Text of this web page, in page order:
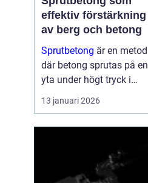
effektiv förstärkning
av berg och betong
Sprutbetong är en metod
där betong sprutas på en
yta under högt tryck i
stället för att gjutas i
formar. Tekniken a...
13 januari 2026